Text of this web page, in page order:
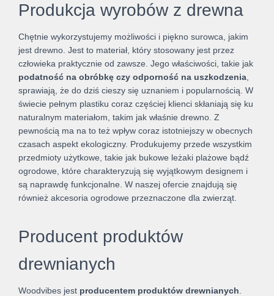
Produkcja wyrobów z drewna
Chętnie wykorzystujemy możliwości i piękno surowca, jakim
jest drewno. Jest to materiał, który stosowany jest przez
człowieka praktycznie od zawsze. Jego właściwości, takie jak
podatność na obróbkę czy odporność na uszkodzenia
sprawiają, że do dziś cieszy się uznaniem i popularnością. W
świecie pełnym plastiku coraz częściej klienci skłaniają się ku
naturalnym materiałom, takim jak właśnie drewno. Z
pewnością ma na to też wpływ coraz istotniejszy w obecnych
czasach aspekt ekologiczny. Produkujemy przede wszystkim
przedmioty użytkowe, takie jak bukowe leżaki plażowe bądź
ogrodowe, które charakteryzują się wyjątkowym designem i
są naprawdę funkcjonalne. W naszej ofercie znajdują się
również akcesoria ogrodowe przeznaczone dla zwierząt.
Producent produktów
drewnianych
Woodvibes jest producentem produktów drewnianych